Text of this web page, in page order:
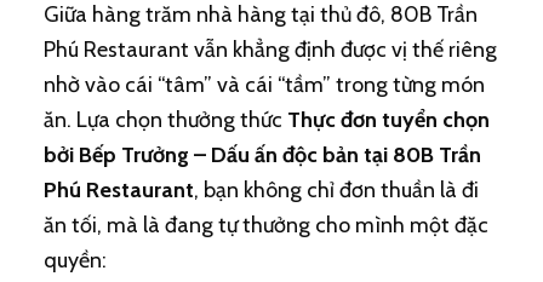
Giữa hàng trăm nhà hàng tại thủ đô, 80B Trần
Phú Restaurant vẫn khẳng định được vị thế riêng
nhờ vào cái “tâm” và cái “tầm” trong từng món
ăn. Lựa chọn thưởng thức Thực đơn tuyển chọn
bởi Bếp Trưởng – Dấu ấn độc bản tại 80B Trần
Phú Restaurant, bạn không chỉ đơn thuần là đi
ăn tối, mà là đang tự thưởng cho mình một đặc
quyền: